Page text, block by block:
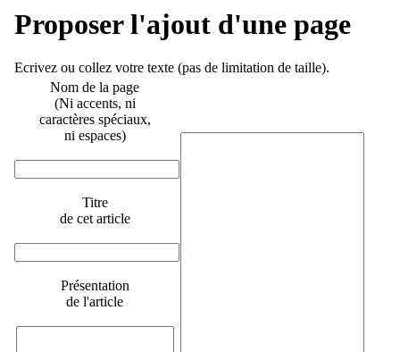
Proposer l'ajout d'une page
Ecrivez ou collez votre texte (pas de limitation de taille).
Nom de la page
(Ni accents, ni
caractères spéciaux,
ni espaces)
Titre
de cet article
Présentation
de l'article